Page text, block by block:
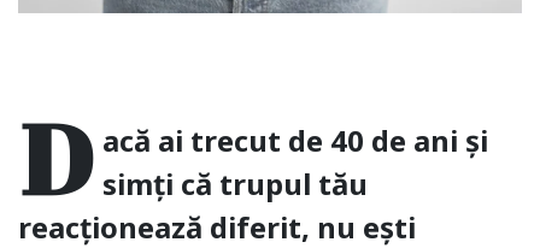
D acă ai trecut de 40 de ani și
simți că trupul tău
reacționează diferit, nu ești